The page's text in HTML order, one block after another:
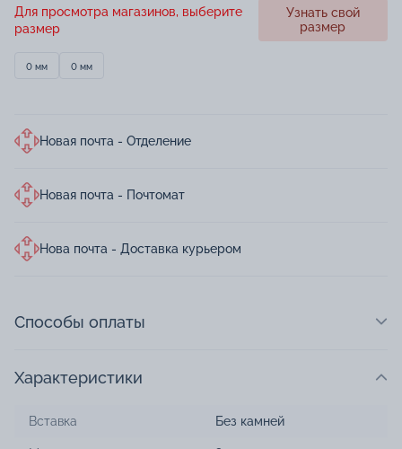
Для просмотра магазинов, выберите
размер
Узнать свой
размер
0 мм 0 мм
Новая почта - Отделение
Новая почта - Почтомат
Нова почта - Доставка курьером
Способы оплаты
Характеристики
Вставка Без камней